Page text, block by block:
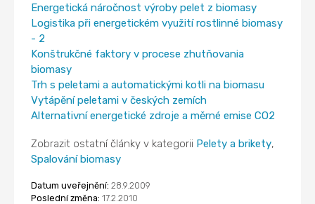
Energetická náročnost výroby pelet z biomasy
Logistika při energetickém využití rostlinné biomasy
- 2
Konštrukčné faktory v procese zhutňovania
biomasy
Trh s peletami a automatickými kotli na biomasu
Vytápění peletami v českých zemích
Alternativní energetické zdroje a měrné emise CO2
Zobrazit ostatní články v kategorii Pelety a brikety,
Spalování biomasy
Datum uveřejnění: 28.9.2009
Poslední změna: 17.2.2010